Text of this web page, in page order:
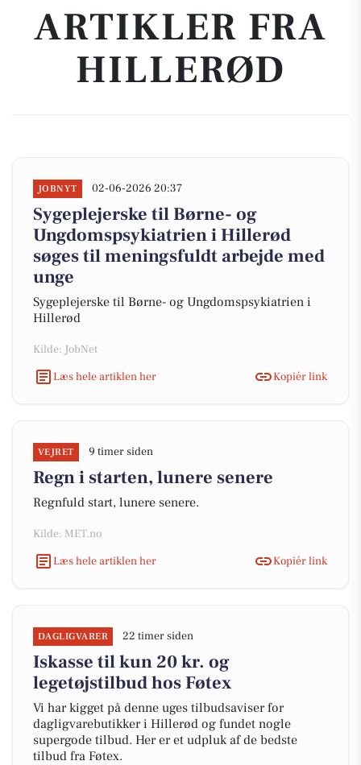
ARTIKLER FRA
HILLERØD
JOBNYT 02-06-2026 20:37
Sygeplejerske til Børne- og
Ungdomspsykiatrien i Hillerød
søges til meningsfuldt arbejde med
unge
Sygeplejerske til Børne- og Ungdomspsykiatrien i
Hillerød
Kilde: JobNet
Læs hele artiklen her
Kopiér link
VEJRET 9 timer siden
Regn i starten, lunere senere
Regnfuld start, lunere senere.
Kilde: MET.no
Læs hele artiklen her
Kopiér link
DAGLIGVARER 22 timer siden
Iskasse til kun 20 kr. og
legetøjstilbud hos Føtex
Vi har kigget på denne uges tilbudsaviser for
dagligvarebutikker i Hillerød og fundet nogle
supergode tilbud. Her er et udpluk af de bedste
tilbud fra Føtex.